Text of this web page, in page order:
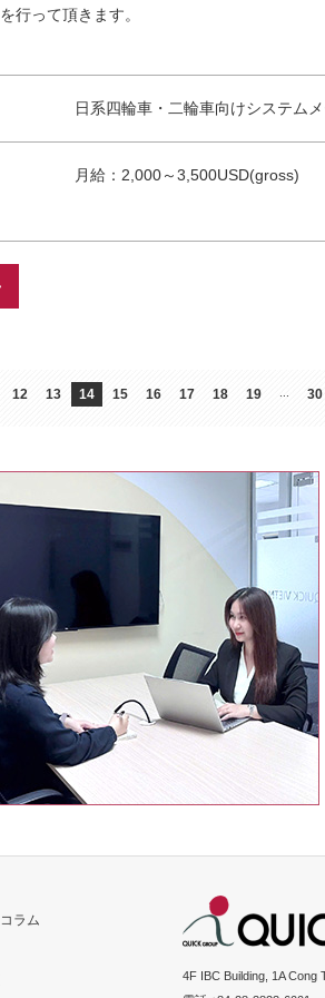
行って頂きます。
日系四輪車・二輪車向けシステム
月給：2,000～3,500USD(gross)
12 13 14 15 16 17 18 19 30
ラム
4F IBC Building, 1A Cong